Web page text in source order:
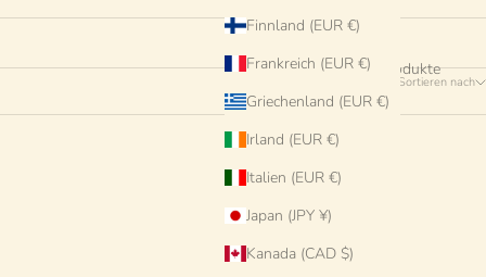
Finnland (EUR €)
Frankreich (EUR €)
Griechenland (EUR €)
Irland (EUR €)
Italien (EUR €)
Japan (JPY ¥)
Kanada (CAD $)
Sortieren nach
383 Produkte